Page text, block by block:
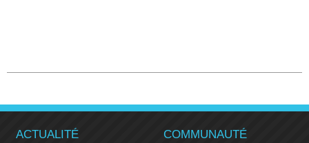
ACTUALITÉ COMMUNAUTÉ